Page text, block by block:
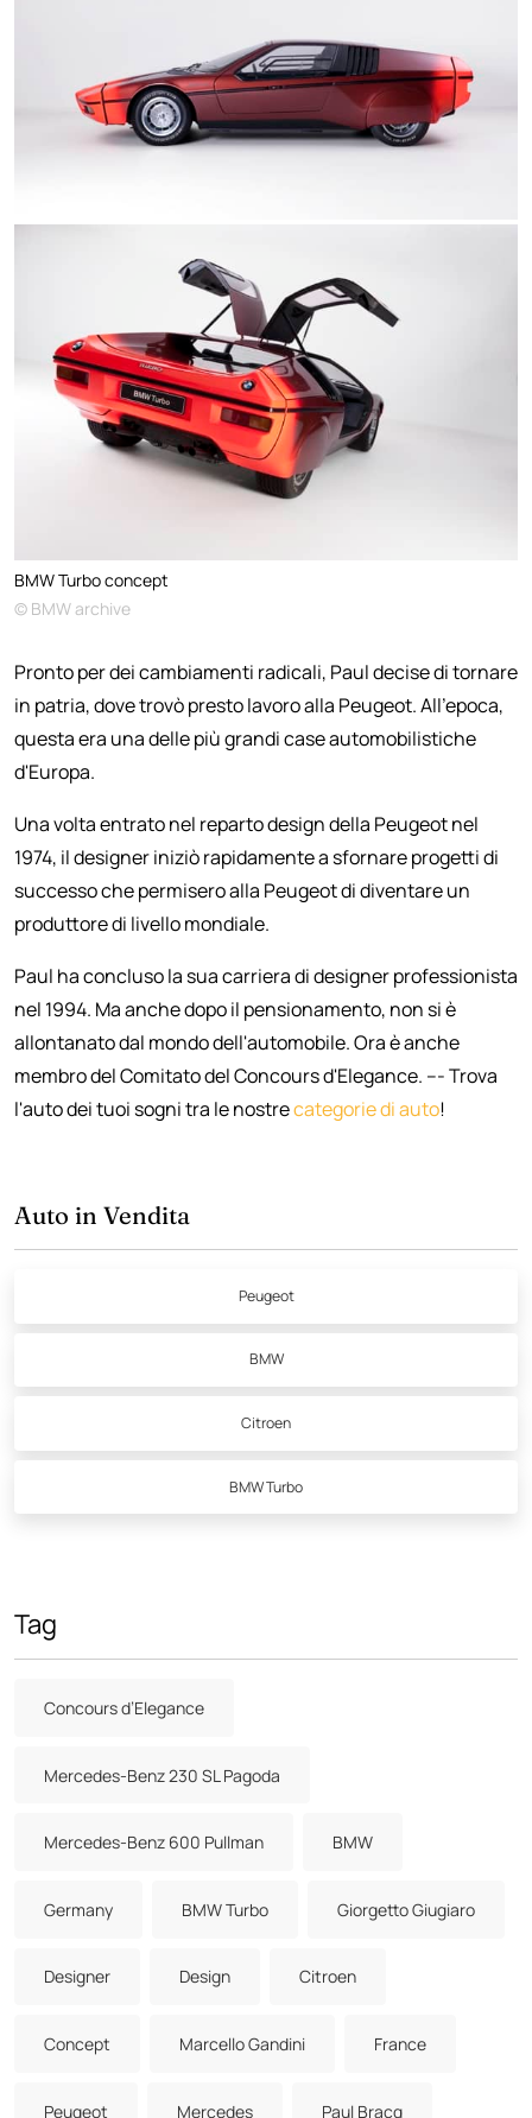
BMW Turbo concept
© BMW archive
Pronto per dei cambiamenti radicali, Paul decise di tornare
in patria, dove trovò presto lavoro alla Peugeot. All'epoca,
questa era una delle più grandi case automobilistiche
d'Europa.
Una volta entrato nel reparto design della Peugeot nel
1974, il designer iniziò rapidamente a sfornare progetti di
successo che permisero alla Peugeot di diventare un
produttore di livello mondiale.
Paul ha concluso la sua carriera di designer professionista
nel 1994. Ma anche dopo il pensionamento, non si è
allontanato dal mondo dell'automobile. Ora è anche
membro del Comitato del Concours d'Elegance. --- Trova
l'auto dei tuoi sogni tra le nostrecategorie di auto!
Auto in Vendita
Peugeot
BMW
Citroen
BMW Turbo
Tag
Concours d’Elegance
Mercedes-Benz 230 SL Pagoda
Mercedes-Benz 600 Pullman BMW
Germany BMW Turbo Giorgetto Giugiaro
Designer Design Citroen
Concept Marcello Gandini France
Peugeot Mercedes Paul Bracq